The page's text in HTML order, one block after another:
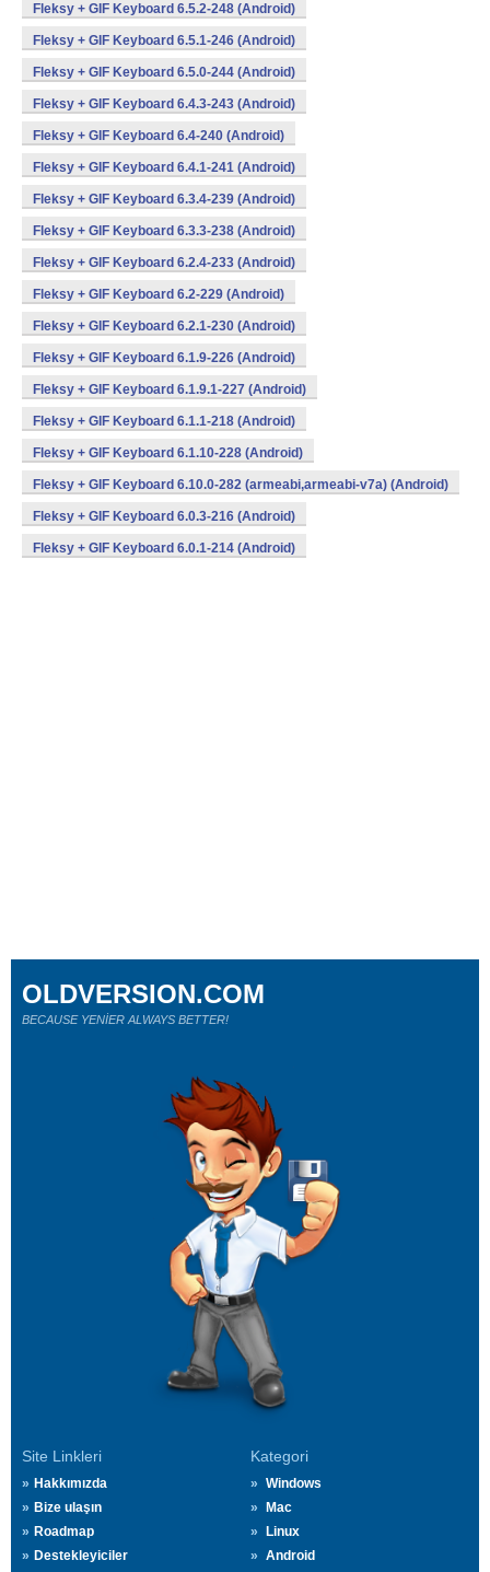
Fleksy + GIF Keyboard 6.5.2-248 (Android)
Fleksy + GIF Keyboard 6.5.1-246 (Android)
Fleksy + GIF Keyboard 6.5.0-244 (Android)
Fleksy + GIF Keyboard 6.4.3-243 (Android)
Fleksy + GIF Keyboard 6.4-240 (Android)
Fleksy + GIF Keyboard 6.4.1-241 (Android)
Fleksy + GIF Keyboard 6.3.4-239 (Android)
Fleksy + GIF Keyboard 6.3.3-238 (Android)
Fleksy + GIF Keyboard 6.2.4-233 (Android)
Fleksy + GIF Keyboard 6.2-229 (Android)
Fleksy + GIF Keyboard 6.2.1-230 (Android)
Fleksy + GIF Keyboard 6.1.9-226 (Android)
Fleksy + GIF Keyboard 6.1.9.1-227 (Android)
Fleksy + GIF Keyboard 6.1.1-218 (Android)
Fleksy + GIF Keyboard 6.1.10-228 (Android)
Fleksy + GIF Keyboard 6.10.0-282 (armeabi,armeabi-v7a) (Android)
Fleksy + GIF Keyboard 6.0.3-216 (Android)
Fleksy + GIF Keyboard 6.0.1-214 (Android)
Site Linkleri
Hakkımızda
Bize ulaşın
Roadmap
Destekleyiciler
Kategori
Windows
Mac
Linux
Android
OLDVERSION.COM
BECAUSE YENİER ALWAYS BETTER!